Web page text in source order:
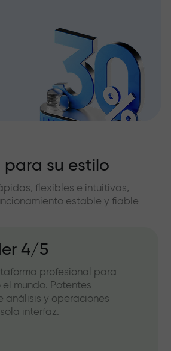
su estilo
flexibles e intuitivas,
estable y fiable
4/5
profesional para
mundo. Potentes
análisis y operaciones
interfaz.